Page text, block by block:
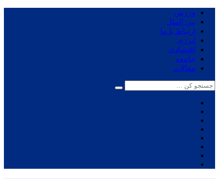
ورزش
بین الملل
ارتباط با ما
انرژی
اقتصادی
جامعه
مقالات